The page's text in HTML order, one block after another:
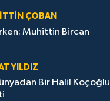
ÇOBAN
Muhittin Bircan
YILDIZ
Bir Halil Koçoğlu